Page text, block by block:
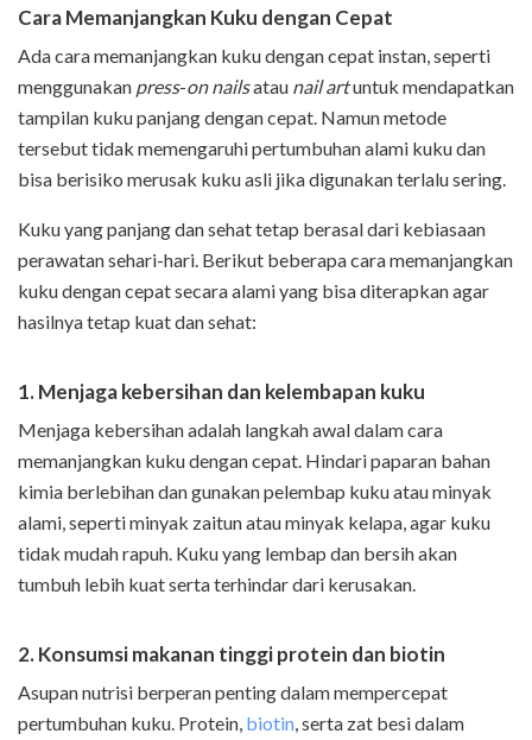
Cara Memanjangkan Kuku dengan Cepat
Ada cara memanjangkan kuku dengan cepat instan, seperti
menggunakan press-on nailsatau nail artuntuk mendapatkan
tampilan kuku panjang dengan cepat. Namun metode
tersebut tidak memengaruhi pertumbuhan alami kuku dan
bisa berisiko merusak kuku asli jika digunakan terlalu sering.
Kuku yang panjang dan sehat tetap berasal dari kebiasaan
perawatan sehari-hari. Berikut beberapa cara memanjangkan
kuku dengan cepat secara alami yang bisa diterapkan agar
hasilnya tetap kuat dan sehat:
1. Menjaga kebersihan dan kelembapan kuku
Menjaga kebersihan adalah langkah awal dalam cara
memanjangkan kuku dengan cepat. Hindari paparan bahan
kimia berlebihan dan gunakan pelembap kuku atau minyak
alami, seperti minyak zaitun atau minyak kelapa, agar kuku
tidak mudah rapuh. Kuku yang lembap dan bersih akan
tumbuh lebih kuat serta terhindar dari kerusakan.
2. Konsumsi makanan tinggi protein dan biotin
Asupan nutrisi berperan penting dalam mempercepat
pertumbuhan kuku. Protein, biotin , serta zat besi dalam